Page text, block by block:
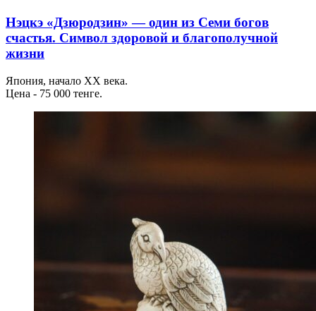
Нэцкэ «Дзюродзин» — один из Семи богов
счастья. Символ здоровой и благополучной
жизни
Япония, начало ХХ века.
Цена - 75 000 тенге.